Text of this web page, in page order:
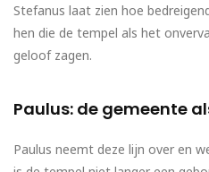
Stefanus laat zien hoe
hen die de tempel als het
geloof zagen.
Paulus: de gemeente
Paulus neemt deze lijn over en